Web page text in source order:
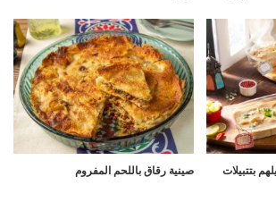
بتتبيلات
صينية رقاق باللحم المفروم